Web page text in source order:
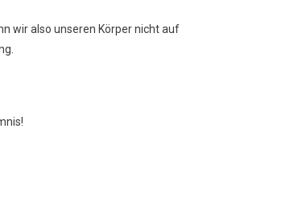
wir also unseren Körper nicht auf